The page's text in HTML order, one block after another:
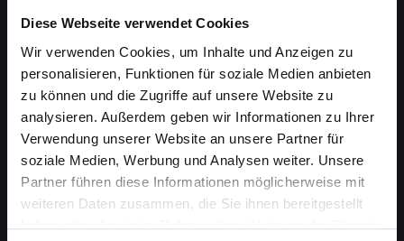
Diese Webseite verwendet Cookies
Wir verwenden Cookies, um Inhalte und Anzeigen zu
personalisieren, Funktionen für soziale Medien anbieten
zu können und die Zugriffe auf unsere Website zu
analysieren. Außerdem geben wir Informationen zu Ihrer
Verwendung unserer Website an unsere Partner für
soziale Medien, Werbung und Analysen weiter. Unsere
Partner führen diese Informationen möglicherweise mit
weiteren Daten zusammen, die Sie ihnen bereitgestellt
haben oder die sie im Rahmen Ihrer Nutzung der Dienste